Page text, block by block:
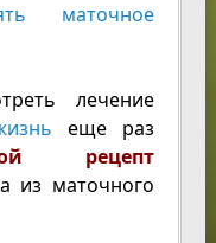
маточное
лечение
еще раз
рецепт
из маточного